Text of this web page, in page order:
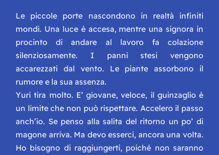
Le piccole porte nascondono in realtà infiniti
mondi. Una luce è accesa, mentre una signora in
procinto di andare al lavoro fa colazione
silenziosamente. I panni stesi vengono
accarezzati dal vento. Le piante assorbono il
rumore e la sua assenza.
Yuri tira molto. E’ giovane, veloce, il guinzaglio è
un limite che non può rispettare. Accelero il passo
anch’io. Se penso alla salita del ritorno un po’ di
magone arriva. Ma devo esserci, ancora una volta.
Ho bisogno di raggiungerti, poiché non saranno